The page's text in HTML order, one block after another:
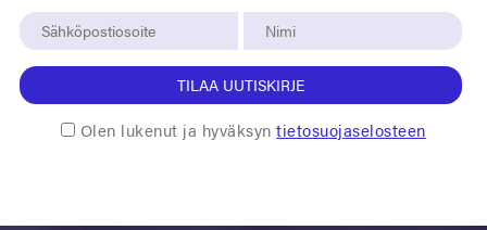
TILAA UUTISKIRJE
Olen lukenut ja hyväksyntietosuojaselosteen